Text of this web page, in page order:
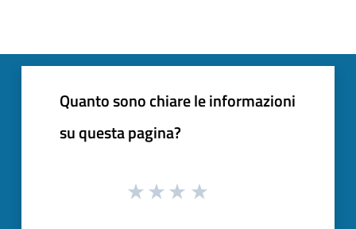
Quanto sono chiare le informazioni
su questa pagina?